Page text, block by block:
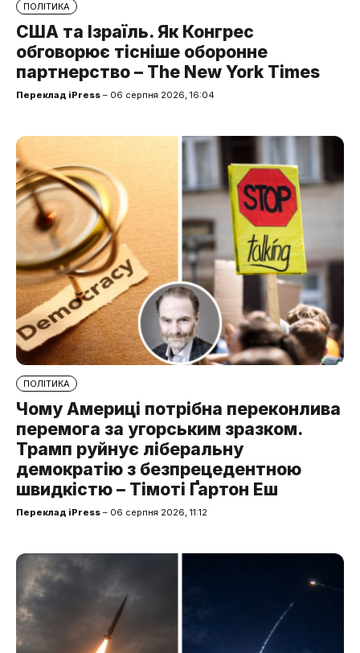
ПОЛІТИКА
США та Ізраїль. Як Конгрес
обговорює тісніше оборонне
партнерство – The New York Times
Переклад iPress – 06 серпня 2026, 16:04
ПОЛІТИКА
Чому Америці потрібна переконлива
перемога за угорським зразком.
Трамп руйнує ліберальну
демократію з безпрецедентною
швидкістю – Тімоті Ґартон Еш
Переклад iPress – 06 серпня 2026, 11:12